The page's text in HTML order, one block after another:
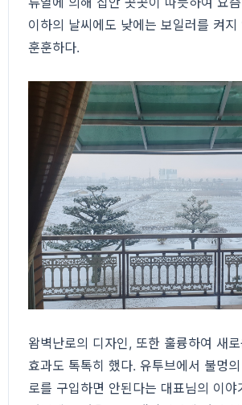
이하의 날씨에도 낮에는 보일러를 켜지
훈훈하다.
왐벽난로의 디자인, 또한 훌륭하여 새
효과도 톡톡히 했다. 유투브에서 불멍
로를 구입하면 안된다는 대표님의 이야